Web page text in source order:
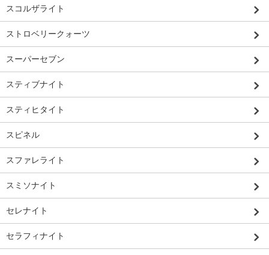
スコルザライト
ストロベリークォーツ
スーパーセブン
スティブナイト
スティヒタイト
スピネル
スファレライト
スミソナイト
セレナイト
セラフィナイト